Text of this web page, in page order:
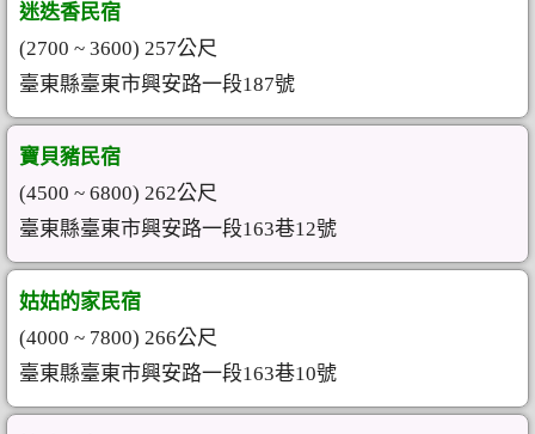
迷迭香民宿
(2700 ~ 3600) 257公尺
臺東縣臺東市興安路一段187號
寶貝豬民宿
(4500 ~ 6800) 262公尺
臺東縣臺東市興安路一段163巷12號
姑姑的家民宿
(4000 ~ 7800) 266公尺
臺東縣臺東市興安路一段163巷10號